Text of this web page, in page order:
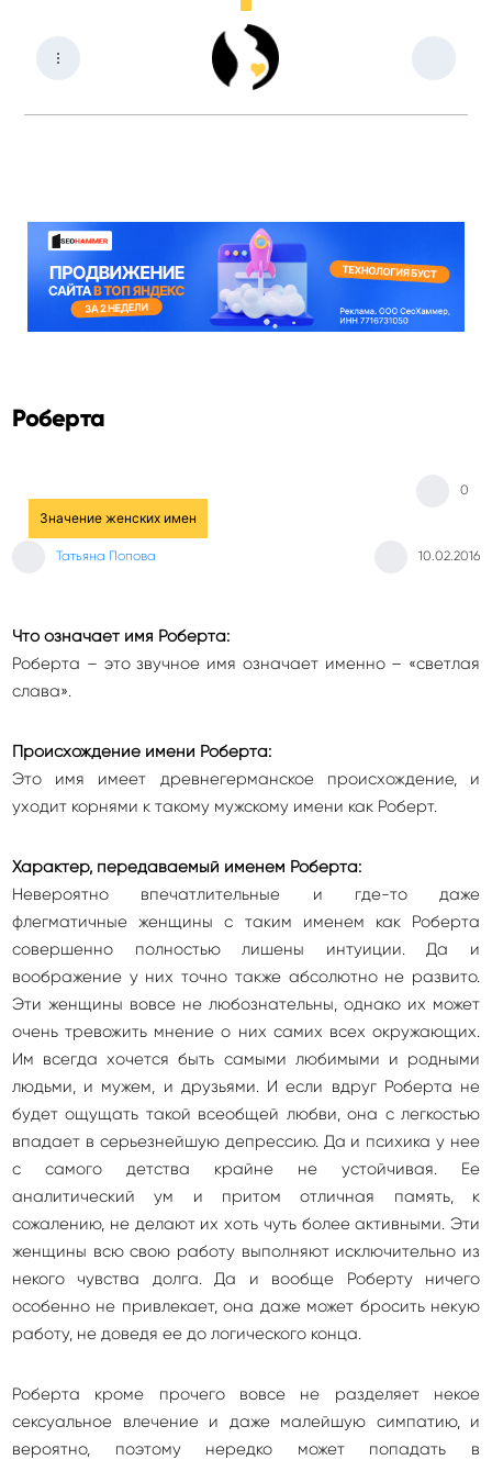
Роберта
Значение женских имен
Татьяна Попова 10.02.2016
0
Что означает имя Роберта:
Роберта – это звучное имя означает именно – «светлая
слава».
Происхождение имени Роберта:
Это имя имеет древнегерманское происхождение, и
уходит корнями к такому мужскому имени как Роберт.
Характер, передаваемый именем Роберта:
Невероятно впечатлительные и где-то даже
флегматичные женщины с таким именем как Роберта
совершенно полностью лишены интуиции. Да и
воображение у них точно также абсолютно не развито.
Эти женщины вовсе не любознательны, однако их может
очень тревожить мнение о них самих всех окружающих.
Им всегда хочется быть самыми любимыми и родными
людьми, и мужем, и друзьями. И если вдруг Роберта не
будет ощущать такой всеобщей любви, она с легкостью
впадает в серьезнейшую депрессию. Да и психика у нее
с самого детства крайне не устойчивая. Ее
аналитический ум и притом отличная память, к
сожалению, не делают их хоть чуть более активными. Эти
женщины всю свою работу выполняют исключительно из
некого чувства долга. Да и вообще Роберту ничего
особенно не привлекает, она даже может бросить некую
работу, не доведя ее до логического конца.
Роберта кроме прочего вовсе не разделяет некое
сексуальное влечение и даже малейшую симпатию, и
вероятно, поэтому нередко может попадать в